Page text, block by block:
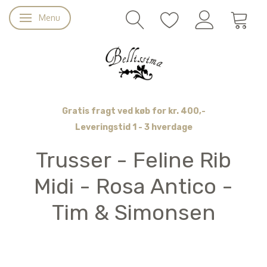
Skifte navigation
Menu
Gratis fragt ved køb for kr. 400,-
Leveringstid 1 - 3 hverdage
Trusser - Feline Rib
Midi - Rosa Antico -
Tim & Simonsen